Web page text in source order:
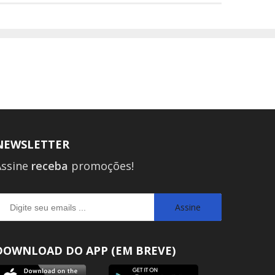
receba promoções!
Assine
DO APP (EM BREVE)